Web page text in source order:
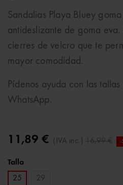
Sandalias Playa Bluey
antideslizante de goma eva.
cierres de velcro que te
mayor comodidad.
Pídenos ayuda con las
WhatsApp.
11,89 € (IVA inc.) 16,99 € -
Talla
25
29